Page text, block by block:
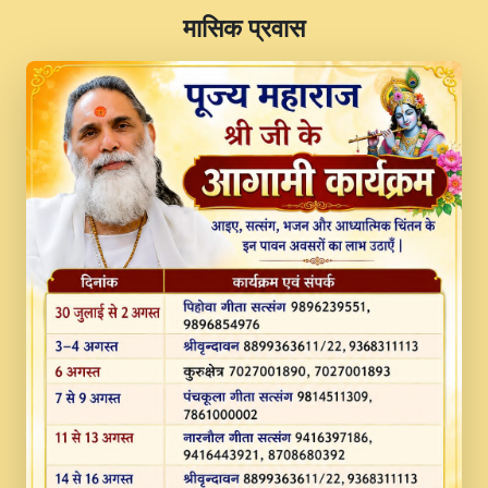
JINU SATGURU AAP BULAVE by Rasik
Pawan ji 20-11-19 Sankirtan At VEER JI
PRABHU KUTEER CHANNEL.mp3
Kina Sohna Tera Bhawan Sajaya Mata
Vaishno Devi Aarti Mata Rani Bhajan By
Lakhwinder Wadali Ji.mp3
MERE MANN VICH KANTH KALER
NEW PUNAJBI DEVOTIONAL SONG 2017
FULL VIDEO HD.mp3
Na To Roop Hai Bindu Ji Maharaj Pad - A
Divine Bhajan by Shri Indresh Ji
#BhaktiPath.mp3
Radha Rani Ki Kirpa Best Devotional
Song By Chitra Vichitra.mp3
​मासिक प्रवास